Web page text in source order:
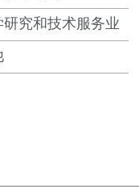
研究和技术服务业